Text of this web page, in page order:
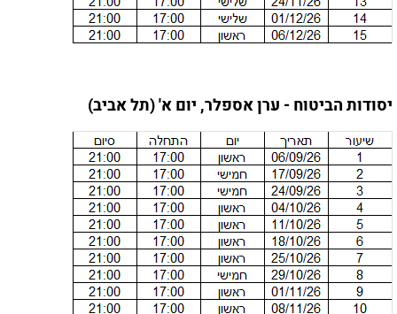
יסודות הביטוח - ערן אספלר, יום א' (תל אביב)